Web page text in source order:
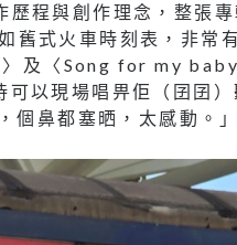
程與創作理念，整張專
舊式火車時刻表，非常
及〈Song for my
以現場唱畀佢（囝囝）
個鼻都塞晒，太感動。」